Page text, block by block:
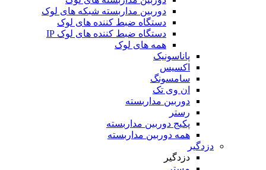
دوربین مداربسته شبکه های لوک
دستگاه ضبط کننده های لوک
دستگاه ضبط کننده های لوک IP
همه های لوک
پاناسونیک
اکسیس
سامسونگ
ان وی تک
دوربین مداربسته
رستر
پکیج دوربین مداربسته
همه دوربین مداربسته
دزدگیر
دزدگیر